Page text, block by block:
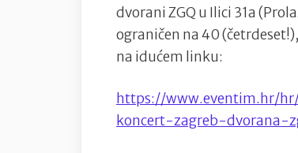
dvorani ZGQ u Ilici 31a
ograničen na 40
na idućem linku:
https://www.eventim.hr/
koncert-zagreb-dvorana-